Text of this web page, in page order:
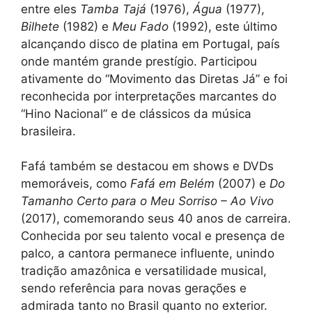
entre eles Tamba Tajá (1976), Água (1977),
Bilhete (1982) e Meu Fado (1992), este último
alcançando disco de platina em Portugal, país
onde mantém grande prestígio. Participou
ativamente do “Movimento das Diretas Já” e foi
reconhecida por interpretações marcantes do
“Hino Nacional” e de clássicos da música
brasileira.
Fafá também se destacou em shows e DVDs
memoráveis, como Fafá em Belém (2007) e Do
Tamanho Certo para o Meu Sorriso – Ao Vivo
(2017), comemorando seus 40 anos de carreira.
Conhecida por seu talento vocal e presença de
palco, a cantora permanece influente, unindo
tradição amazônica e versatilidade musical,
sendo referência para novas gerações e
admirada tanto no Brasil quanto no exterior.